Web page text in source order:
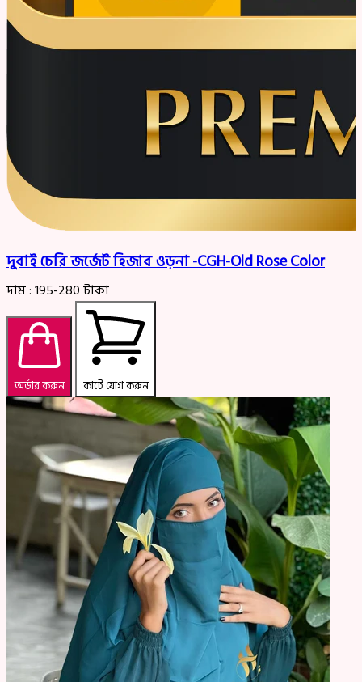
দুবাই চেরি জর্জেট হিজাব ওড়না -CGH-Old Rose Color
দাম :195-280টাকা
অর্ডার করুন কার্টে যোগ করুন